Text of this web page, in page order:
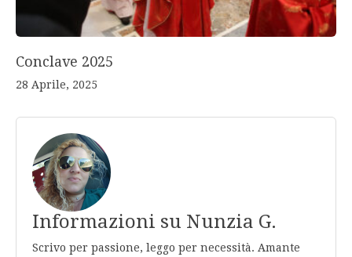
Conclave 2025
28 Aprile, 2025
Informazioni su Nunzia G.
Scrivo per passione, leggo per necessità. Amante